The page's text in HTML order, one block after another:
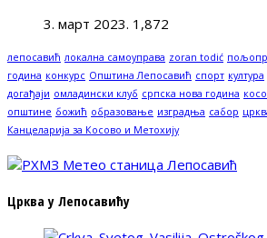
3. март 2023. 1,872
лепосавић локална самоуправа zoran todić
година конкурс Општина Лепосавић спорт култура
догађаји омладински клуб српска нова година
општине божић образовање изградња сабор
Канцеларија за Косово и Метохију
Црква у Лепосавићу